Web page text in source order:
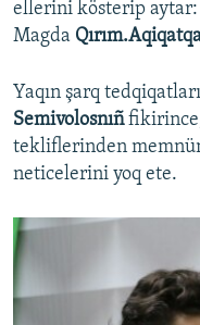
ellerini kösterip aytar:
Magda
Yaqın şarq
Semivolosnıñfikirince,
tekliflerinden
neticelerini yoq ete.